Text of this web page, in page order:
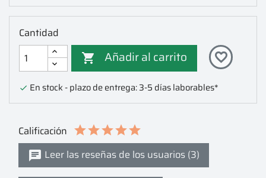
Cantidad
 Añadir al carrito favorite_border
 En stock - plazo de entrega: 3-5 días laborables*
Calificación
Leer las reseñas de los usuarios (3)